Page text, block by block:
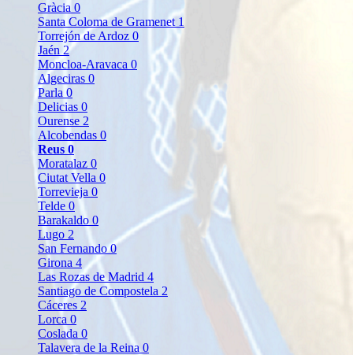
Gràcia 0
Santa Coloma de Gramenet 1
Torrejón de Ardoz 0
Jaén 2
Moncloa-Aravaca 0
Algeciras 0
Parla 0
Delicias 0
Ourense 2
Alcobendas 0
Reus 0
Moratalaz 0
Ciutat Vella 0
Torrevieja 0
Telde 0
Barakaldo 0
Lugo 2
San Fernando0
Girona 4
Las Rozas de Madrid 4
Santiago de Compostela 2
Cáceres 2
Lorca 0
Coslada 0
Talavera de la Reina 0